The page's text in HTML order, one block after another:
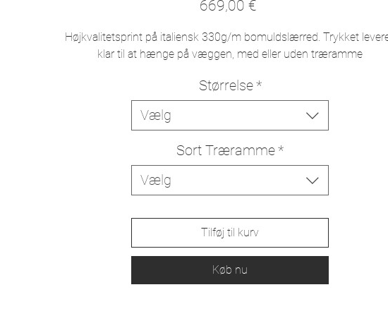
669,00 €
Højkvalitetsprint på italiensk 330g/m bomuldslærred. Trykket
klar til at hænge på væggen, med eller uden træramme
Størrelse*
Vælg
Sort Træramme*
Vælg
Tilføj til kurv
Køb nu